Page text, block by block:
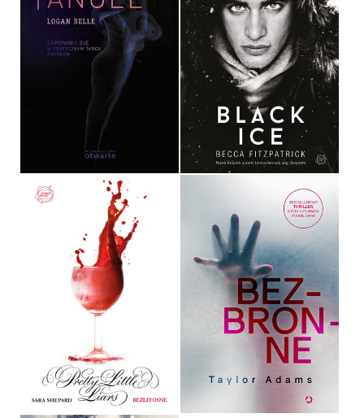
BLUE ANGEL
LOGAN BELLE
OPRAWA MIĘKKA
32,90 ZŁ
BLACK ICE
BECCA FITZPATRICK
OPRAWA MIĘKKA
39,90 ZŁ
BEZLITOSNE
SARA SHEPARD
34,90 ZŁ
BEZBRONNE
TAYLOR ADAMS
OPRAWA MIĘKKA ZE SKRZYDEŁKAMI
39,90 ZŁ